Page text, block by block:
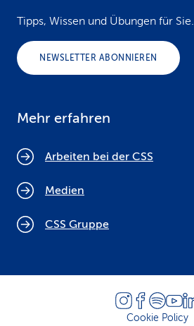
Tipps, Wissen und Übungen für Sie.
NEWSLETTER ABONNIEREN
Mehr erfahren
Arbeiten bei der CSS
Medien
CSS Gruppe
Cookie Policy